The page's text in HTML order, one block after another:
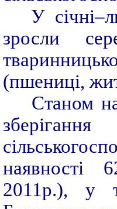
У
зросли
(пшениці,
Станом
наявності
2011р.), у